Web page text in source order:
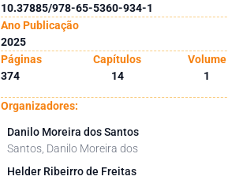
10.37885/978-65-5360-934-1
Ano Publicação
2025
Páginas
Capítulos Volume
374
14 1
Organizadores:
Danilo Moreira dos Santos
Santos, Danilo Moreira dos
Helder Ribeirro de Freitas